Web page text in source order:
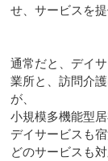
せ、サービスを
通常だと、デイ
業所と、訪問介
が、
小規模多機能型
デイサービスも
どのサービスも